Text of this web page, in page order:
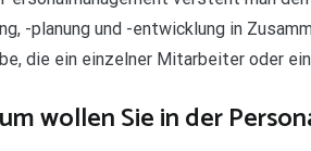
-planung und -entwicklung in
die ein einzelner Mitarbeiter oder
wollen Sie in der